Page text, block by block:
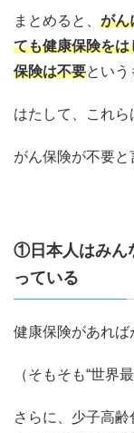
まとめると、 がん
ても健康保険を
保険は不要という
はたして、これら
がん保険が不要と
①日本人はみん
っている
健康保険があれば
（そもそも“世界
さらに、少子高